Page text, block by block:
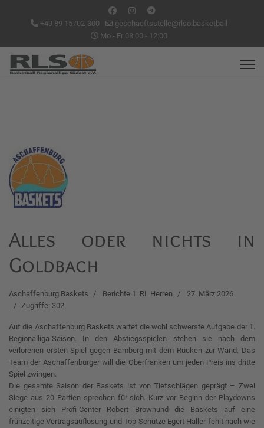
+49 89 15702-300
geschaeftsstelle@rlso.basketball
Mo - Fr 08:00 - 12:00
Alles oder nichts in
Goldbach
Aschaffenburg Baskets Berichte 1. RL Herren
27. März 2026
Zugriffe: 302
Auf die Aschaffenburg Baskets wartet die wohl schwerste Aufgabe der 1.
Regionalliga-Saison. In den Abstiegsspielen stehen sie nach dem
verlorenen ersten Spiel gegen Bamberg mit dem Rücken zur Wand. Das
Team der Aschaffenburger will die Oberfranken um jeden Preis ins dritte
Spiel zwingen.
Die gesamte Saison der Baskets ist von Tiefschlägen geprägt – Zwei
Siege aus 20 Partien sprechen für sich. Kurz vor Beginn der Playdowns
einigten sich Profi-Center Robert Brownund die Baskets auf eine
frühzeitige Vertragsauflösung und Top-Schütze Egert Haller fehlt nach wie